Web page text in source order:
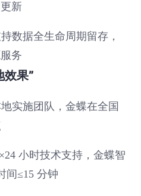
新
持数据全生命周期留存，
务
效果”
地实施团队，金蝶在全国
小时技术支持，金蝶智
间≤15 分钟